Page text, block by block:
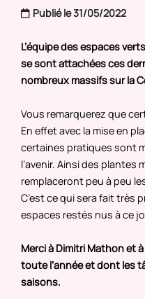
Publié le 31/05/2022
L’équipe des espaces
se sont attachées ces
nombreux massifs sur la
Vous remarquerez que
En effet avec la mise en
certaines pratiques sont
l’avenir. Ainsi des plantes
remplaceront peu à peu
C’est ce qui sera fait très
espaces restés nus à ce
Merci à Dimitri Mathon et
toute l’année et dont les
saisons.